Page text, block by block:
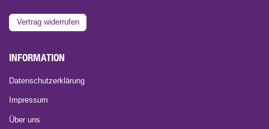
Vertrag widerrufen
INFORMATION
Datenschutzerklärung
Impressum
Über uns